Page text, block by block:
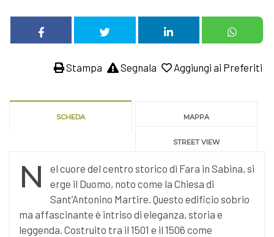
Aggiungi ai Preferiti
Segnala
Stampa
SCHEDA MAPPA
STREET VIEW
N
el cuore del centro storico di Fara in Sabina, si
erge il Duomo, noto come la Chiesa di
Sant’Antonino Martire. Questo edificio sobrio
ma affascinante è intriso di eleganza, storia e
leggenda. Costruito tra il 1501 e il 1506 come